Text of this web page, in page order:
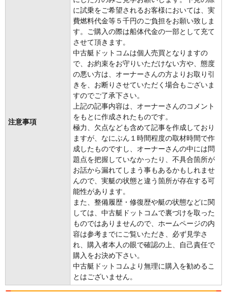
注意事項
に試乗をご希望されるお客様においては、実
費燃料代金等５千円のご負担をお願い致しま
す。ご購入の際は船体代金の一部として充て
させて頂きます。
中古艇ドットコムは個人売買となりますの
で、お約束をお守りいただけない方や、態度
の悪い方は、オーナーさんの方よりお取り引
きを、お断りさせていただく場合もございま
すのでご了承下さい。
上記の記事内容は、オーナーさんのコメント
をもとに作成されたものです。
極力、欠点なども含めて記事を作成しており
ますが、なにぶん１時間程度の取材時間で作
成したものですし、オーナーさんの中には問
題点を把握していなかったり、不具合箇所が
お話から漏れてしまう事もあるかもしれませ
んので、実艇の状態と違う箇所が存在する可
能性があります。
また、整備履歴・修復歴や艇の状態などに関
しては、中古艇ドットコムで裏づけを取った
ものではありませんので、ホームページの内
容は参考までにご覧いただき、必ず見学さ
れ、購入者本人の眼で確認の上、自己責任で
購入をお決め下さい。
中古艇ドットコムより無理に購入を勧めるこ
とはございません。